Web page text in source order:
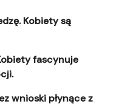
Kobiety są
fascynuje
wnioski płynące z